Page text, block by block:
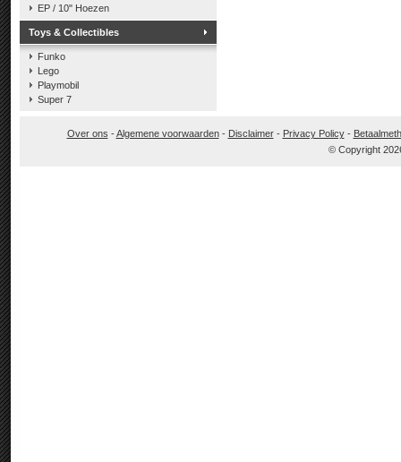
EP / 10" Hoezen
Toys & Collectibles
Funko
Lego
Playmobil
Super 7
Over ons -Algemene voorwaarden- Disclaimer- Privacy Policy-
© Copyright